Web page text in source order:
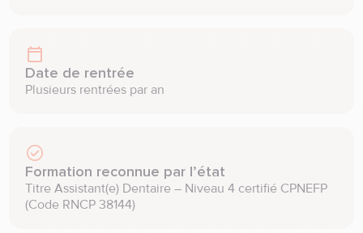
Date de rentrée
Plusieurs rentrées par an
Formation reconnue par l’état
Titre Assistant(e) Dentaire – Niveau 4 certifié CPNEFP
(Code RNCP 38144)